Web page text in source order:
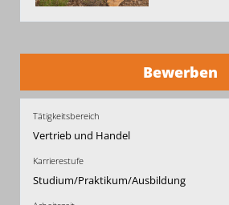
Bewerben
Tätigkeitsbereich
Vertrieb und Handel
Karrierestufe
Studium/Praktikum/Ausbildung